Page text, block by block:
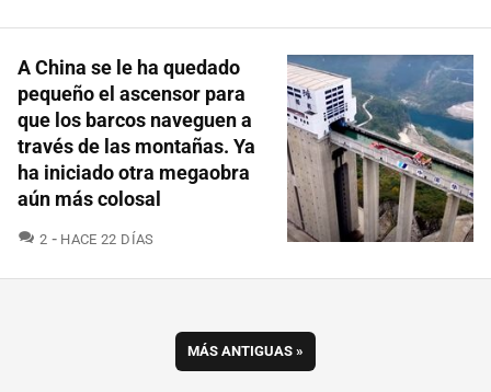
A China se le ha quedado
pequeño el ascensor para
que los barcos naveguen a
través de las montañas. Ya
ha iniciado otra megaobra
aún más colosal
2 COMENTARIOS
HACE 22 DÍAS
MÁS ANTIGUAS »